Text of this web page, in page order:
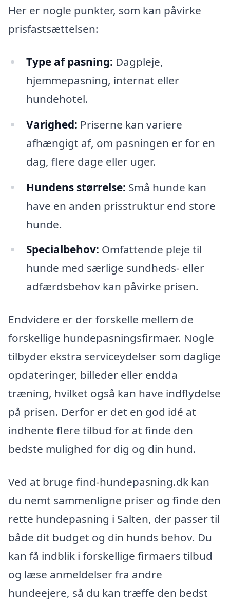
Her er nogle punkter, som kan påvirke
prisfastsættelsen:
Type af pasning: Dagpleje,
hjemmepasning, internat eller
hundehotel.
Varighed: Priserne kan variere
afhængigt af, om pasningen er for en
dag, flere dage eller uger.
Hundens størrelse: Små hunde kan
have en anden prisstruktur end store
hunde.
Specialbehov: Omfattende pleje til
hunde med særlige sundheds- eller
adfærdsbehov kan påvirke prisen.
Endvidere er der forskelle mellem de
forskellige hundepasningsfirmaer. Nogle
tilbyder ekstra serviceydelser som daglige
opdateringer, billeder eller endda
træning, hvilket også kan have indflydelse
på prisen. Derfor er det en god idé at
indhente flere tilbud for at finde den
bedste mulighed for dig og din hund.
Ved at bruge find-hundepasning.dk kan
du nemt sammenligne priser og finde den
rette hundepasning i Salten, der passer til
både dit budget og din hunds behov. Du
kan få indblik i forskellige firmaers tilbud
og læse anmeldelser fra andre
hundeejere, så du kan træffe den bedst